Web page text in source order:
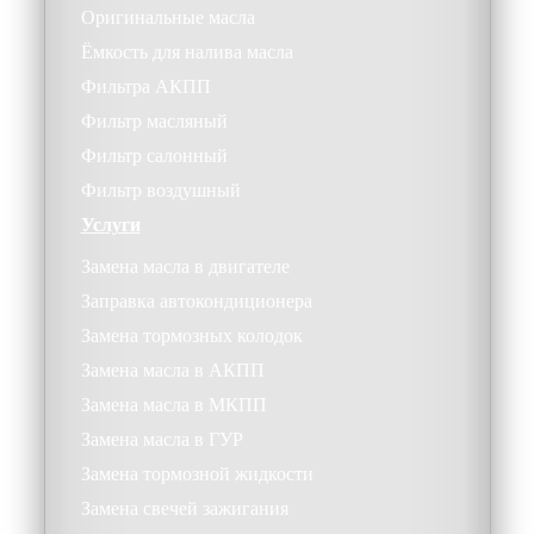
Оригинальные масла
Ёмкость для налива масла
Фильтра АКПП
Фильтр масляный
Фильтр салонный
Фильтр воздушный
Услуги
Замена масла в двигателе
Заправка автокондиционера
Замена тормозных колодок
Замена масла в АКПП
Замена масла в МКПП
Замена масла в ГУР
Замена тормозной жидкости
Замена свечей зажигания